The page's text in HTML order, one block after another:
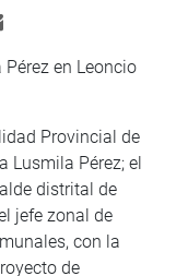
en Leoncio
Provincial de
Lusmila Pérez; el
distrital de
jefe zonal de
con la
de